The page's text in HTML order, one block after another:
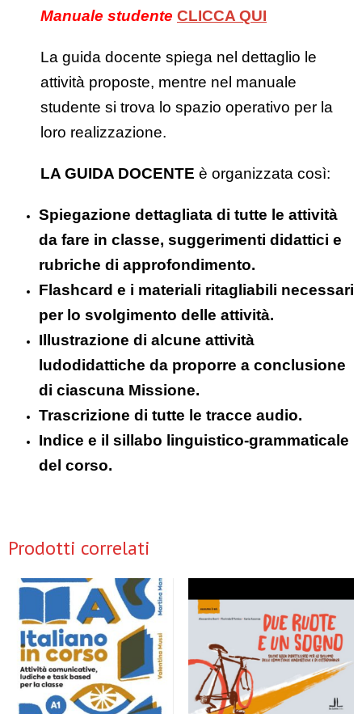
Manuale studente CLICCA QUI
La guida docente spiega nel dettaglio le
attività proposte, mentre nel manuale
studente si trova lo spazio operativo per la
loro realizzazione.
LA GUIDA DOCENTE è organizzata così:
Spiegazione dettagliata di tutte le attività
da fare in classe, suggerimenti didattici e
rubriche di approfondimento.
Flashcard e i materiali ritagliabili necessari
per lo svolgimento delle attività.
Illustrazione di alcune attività
ludodidattiche da proporre a conclusione
di ciascuna Missione.
Trascrizione di tutte le tracce audio.
Indice e il sillabo linguistico-grammaticale
del corso.
Prodotti correlati